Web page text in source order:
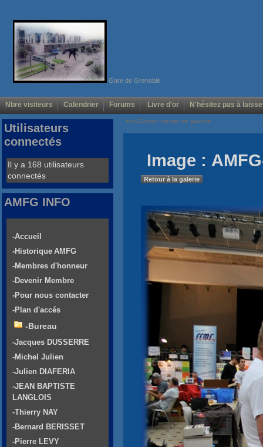
Gare de Grenoble
Nbre visiteurs Calendrier Forums Livre d'or N'hésitez pas à
Voir/Cacher menus de gauche
Image :
Retour à la galerie
Utilisateurs
connectés
Il y a 168 utilisateurs
connectés
AMFG INFO
-Accueil
-Historique AMFG
-Membres d'honneur
-Devenir Membre
-Pour nous contacter
-Plan d'accés
-Bureau
-Jacques DUSSERRE
-Michel Julien
-Julien DIAFERIA
-JEAN BAPTISTE
LANGLOIS
-Thierry NAY
-Bernard BERISSET
-Pierre LEVY